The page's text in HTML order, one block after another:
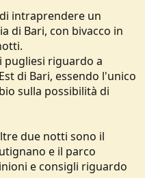
intraprendere un
di Bari, con bivacco in
pugliesi riguardo a
di Bari, essendo l'unico
sulla possibilità di
due notti sono il
e il parco
e consigli riguardo